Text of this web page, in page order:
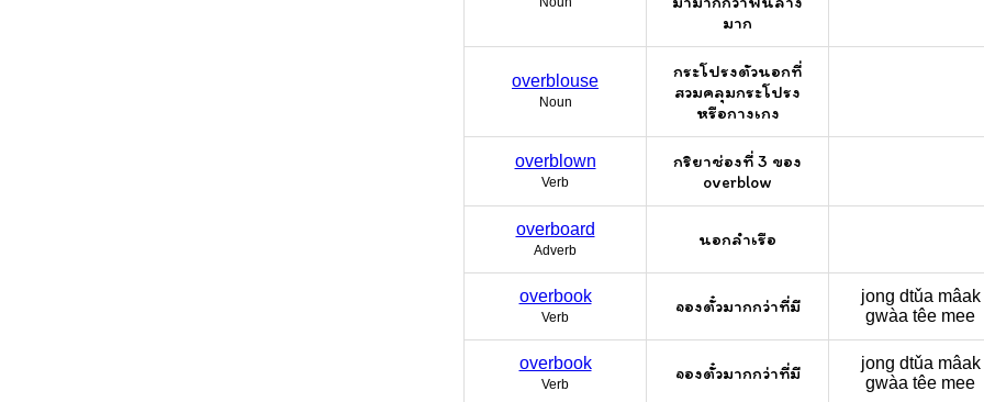
มาก
overblouse
Noun
กระโปรงตัวนอกที่
สวมคลุมกระโปรง
หรือกางเกง
overblown
Verb
กริยาช่องที่ 3 ของ
overblow
overboard
Adverb
นอกลำเรือ
overbook
Verb
จองตั๋วมากกว่าที่มี
jong dtǔa mâak
gwàa têe mee
overbook
Verb
จองตั๋วมากกว่าที่มี
jong dtǔa mâak
gwàa têe mee